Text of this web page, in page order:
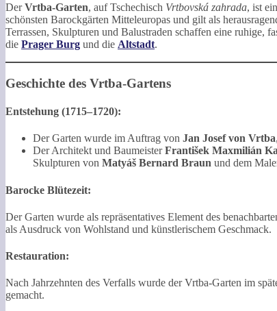
DerVrtba-Garten, auf Tschechisch Vrtbovská zahrada, ist
schönsten Barockgärten Mitteleuropas und gilt als
Terrassen, Skulpturen und Balustraden schaffen eine ruhige,
die Prager Burg und die Altstadt.
Geschichte des Vrtba-Gartens
Entstehung (1715–1720):
Der Garten wurde im Auftrag von Jan Josef von Vrtba
Der Architekt und BaumeisterFrantišek Maxmilián
Skulpturen von Matyáš Bernard Braun und dem
Barocke Blütezeit:
Der Garten wurde als repräsentatives Element des
als Ausdruck von Wohlstand und künstlerischem Geschmack.
Restauration:
Nach Jahrzehnten des Verfalls wurde der Vrtba-Garten im
gemacht.